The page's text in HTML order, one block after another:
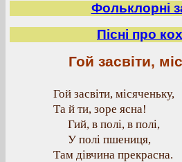
Фольклорні
Пісні про
Гой засвіти,
Гой засвіти, місяченьку,
Та й ти, зоре ясна!
Гий, в полі, в полі,
У полі пшениця,
Там дівчина прекрасна.